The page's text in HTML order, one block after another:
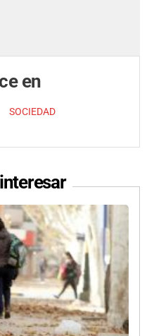
en
SOCIEDAD
interesar